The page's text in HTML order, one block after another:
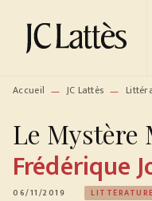
MENU
PIED DE PAGE
Accueil — JC Lattès —
Le Mystère
Frédérique
06/11/2019